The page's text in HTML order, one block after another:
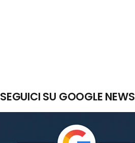
SEGUICI SU GOOGLE NEWS